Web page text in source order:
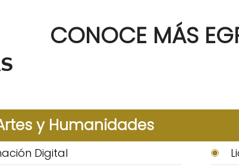
CONOCE MÁS
y Humanidades
Digital